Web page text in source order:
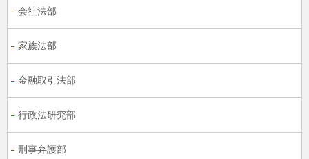
会社法部
家族法部
金融取引法部
行政法研究部
刑事弁護部